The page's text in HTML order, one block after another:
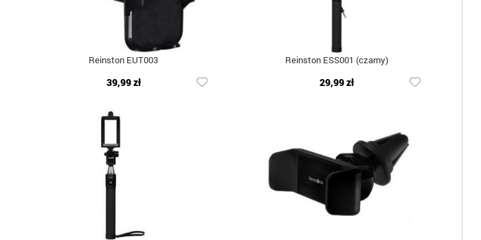
Reinston EUT003
39,99 zł
Reinston ESS001 (czarny)
29,99 zł